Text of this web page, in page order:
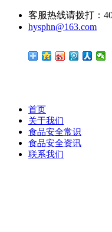
客服热线请拨打：
hysphn@163.com
首页
关于我们
食品安全常识
食品安全资讯
联系我们